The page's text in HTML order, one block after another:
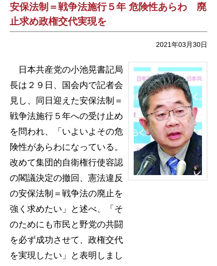
安保法制＝戦争法施行５年 危険性あらわ 廃
止求め政権交代実現を
2021年03月30日
日本共産党の小池晃書記局
長は２９日、国会内で記者会
見し、同日迎えた安保法制＝
戦争法施行５年への受け止め
を問われ、「いよいよその危
険性があらわになっている。
改めて集団的自衛権行使容認
の閣議決定の撤回、憲法違反
の安保法制＝戦争法の廃止を
強く求めたい」と述べ、「そ
のためにも市民と野党の共闘
を必ず成功させて、政権交代
を実現したい」と表明しまし